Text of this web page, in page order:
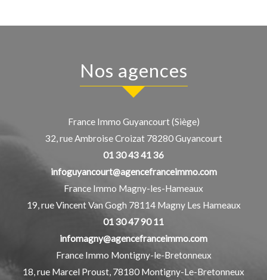
nos agences
France Immo Guyancourt (Siège)
32, rue Ambroise Croizat 78280Guyancourt
01 30 43 41 36
infoguyancourt@agencefranceimmo.com
France Immo Magny-les-Hameaux
19, rue Vincent Van Gogh 78114 Magny Les Hameaux
01 30 47 90 11
infomagny@agencefranceimmo.com
France Immo Montigny-le-Bretonneux
18, rue Marcel Proust, 78180 Montigny-Le-Bretonneux